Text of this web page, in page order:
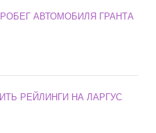
АВТОМОБИЛЯ ГРАНТА
РЕЙЛИНГИ НА ЛАРГУС